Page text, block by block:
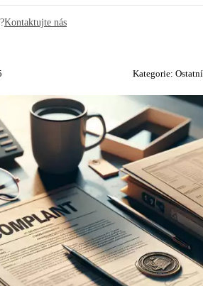
Kontaktujte nás
Kategorie: Ostatní